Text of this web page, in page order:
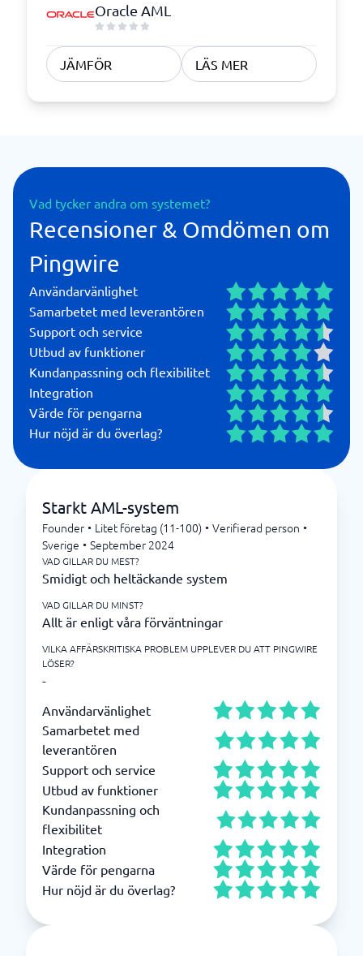
Oracle AML
JÄMFÖR LÄS MER
Vad tycker andra om systemet?
Recensioner & Omdömen om
Pingwire
Användarvänlighet
Samarbetet med leverantören
Support och service
Utbud av funktioner
Kundanpassning och flexibilitet
Integration
Värde för pengarna
Hur nöjd är du överlag?
Starkt AML-system
Founder • Litet företag (11-100) • Verifierad person •
Sverige • September 2024
VAD GILLAR DU MEST?
Smidigt och heltäckande system
VAD GILLAR DU MINST?
Allt är enligt våra förväntningar
VILKA AFFÄRSKRITISKA PROBLEM UPPLEVER DU ATT PINGWIRE
LÖSER?
-
Användarvänlighet
Samarbetet med
leverantören
Support och service
Utbud av funktioner
Kundanpassning och
flexibilitet
Integration
Värde för pengarna
Hur nöjd är du överlag?